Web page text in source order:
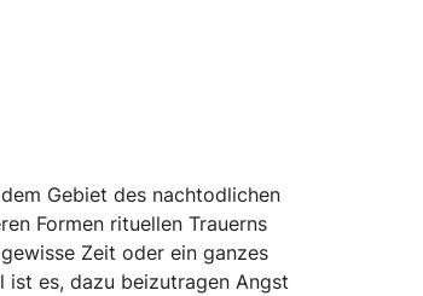
Gebiet des nachtodlichen
Formen rituellen Trauerns
Zeit oder ein ganzes
ist es, dazu beizutragen Angst